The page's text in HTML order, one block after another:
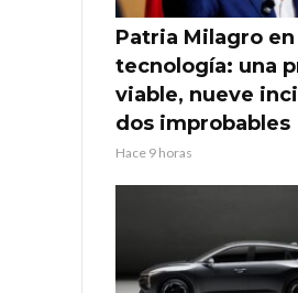
Patria Milagro en
tecnología: una
viable, nueve
dos improbables
Hace 9 horas